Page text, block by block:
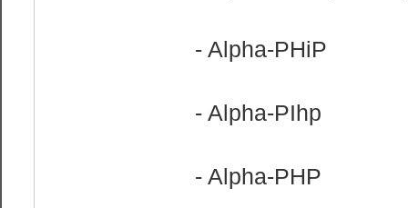
- Alpha-PHiP
- Alpha-PIhp
- Alpha-PHP